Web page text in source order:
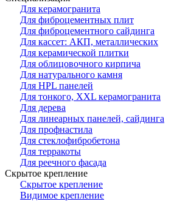
Для керамогранита
Для фиброцементных плит
Для фиброцементного сайдинга
Для кассет: АКП, металлических
Для керамической плитки
Для облицовочного кирпича
Для натурального камня
Для HPL панелей
Для тонкого, XXL керамогранита
Для дерева
Для линеарных панелей, сайдинга
Для профнастила
Для стеклофибробетона
Для терракоты
Для реечного фасада
Скрытое крепление
Скрытое крепление
Видимое крепление